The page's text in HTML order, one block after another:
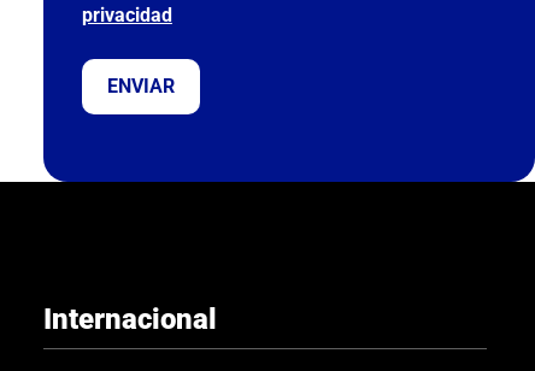
e
a
e
e
o
privacidad
Internacional